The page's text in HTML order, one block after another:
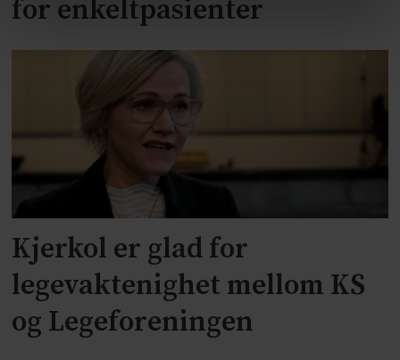
for enkeltpasienter
Kjerkol er glad for
legevaktenighet mellom KS
og Legeforeningen